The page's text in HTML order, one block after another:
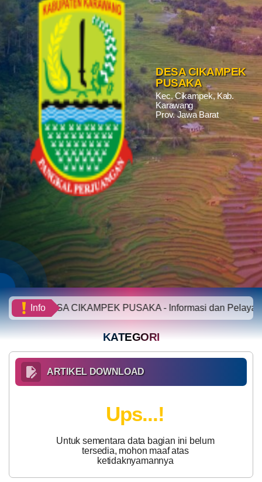
DESA CIKAMPEK
PUSAKA
Kec. Cikampek, Kab.
Karawang
Prov. Jawa Barat
Status IDM
Peta Desa
Gallery
Pengaduan
Penerima Bantuan
Data Vaksin
SDGS
LAPAK DESA
Daftar Pemilih Tetap
Pembangunan
BLT DD 2026
Info
CIKAMPEK PUSAKA - Informasi dan Pelayanan
KATEGORI
ARTIKEL DOWNLOAD
Ups...!
Untuk sementara data bagian ini belum
tersedia, mohon maaf atas
ketidaknyamannya